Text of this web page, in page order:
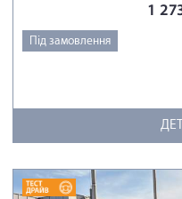
1
Під замовлення